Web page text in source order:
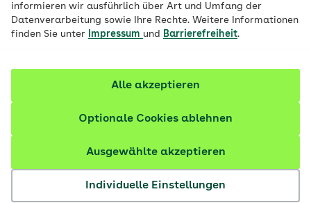
informieren wir ausführlich über Art und Umfang der
Datenverarbeitung sowie Ihre Rechte. Weitere Informationen
finden Sie unter
Impressum und Barrierefreiheit.
Individuelle Einstellungen
Ausgewählte akzeptieren
Optionale Cookies ablehnen
Alle akzeptieren
Seminare. Wählen Sie Ihr Wunschthema
und senden Sie uns Ihre Anfrage.